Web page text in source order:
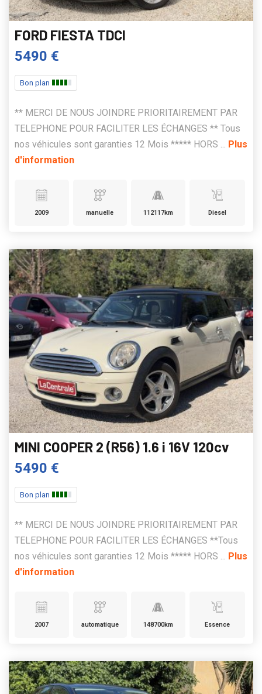
FORD FIESTA TDCI
5490 €
Bon plan
** MERCI DE NOUS JOINDRE PRIORITAIREMENT PAR
TELEPHONE POUR FACILITER LES ÉCHANGES ** Tous
nos véhicules sont garanties 12 Mois ***** HORS ... Plus
d'information
2009 manuelle 112117km Diesel
MINI COOPER 2 (R56) 1.6 i 16V 120cv
5490 €
Bon plan
** MERCI DE NOUS JOINDRE PRIORITAIREMENT PAR
TELEPHONE POUR FACILITER LES ÉCHANGES **Tous
nos véhicules sont garanties 12 Mois ***** HORS ... Plus
d'information
2007 automatique 148700km Essence